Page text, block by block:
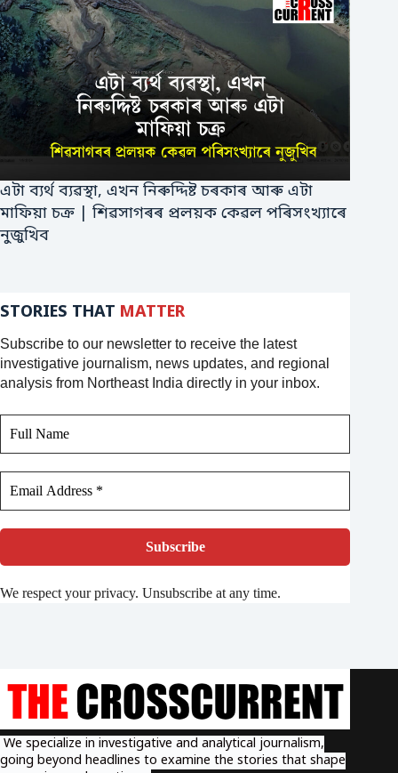
এটা ব্যৰ্থ ব্যৱস্থা, এখন নিৰুদ্দিষ্ট চৰকাৰ আৰু এটা
মাফিয়া চক্ৰ | শিৱসাগৰৰ প্ৰলয়ক কেৱল পৰিসংখ্যাৰে
নুজুখিব
STORIES THAT MATTER
Subscribe to our newsletter to receive the latest
investigative journalism, news updates, and regional
analysis from Northeast India directly in your inbox.
We respect your privacy. Unsubscribe at any time.
We specialize in investigative and analytical journalism,
going beyond headlines to examine the stories that shape